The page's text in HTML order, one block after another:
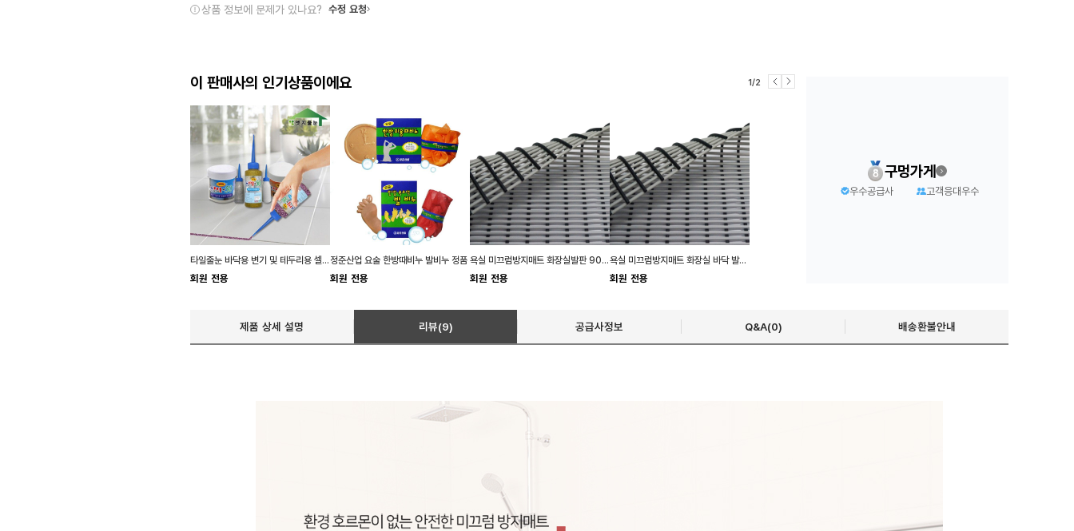
상품 정보에 문제가 있나요? 수정 요청
이 판매사의 인기상품이에요 1/2
타일줄눈 바닥용 변기 및 테두리용 셀프 줄눈 보수제
회원 전용
정준산업 요술 한방때비누 발비누 정품
회원 전용
욕실 미끄럼방지매트 화장실발판 90cm x 100cm
회원 전용
욕실 미끄럼방지매트 화장실 바닥 발판 120cm x 100cm
회원 전용
구멍가게
우수공급사 고객응대우수
제품 상세 설명 리뷰(9) 공급사정보 Q&A(0) 배송환불안내